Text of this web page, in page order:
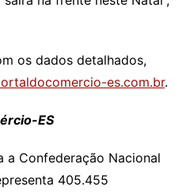
os dados detalhados,
es.com.br.
ES
a Confederação Nacional
405.455